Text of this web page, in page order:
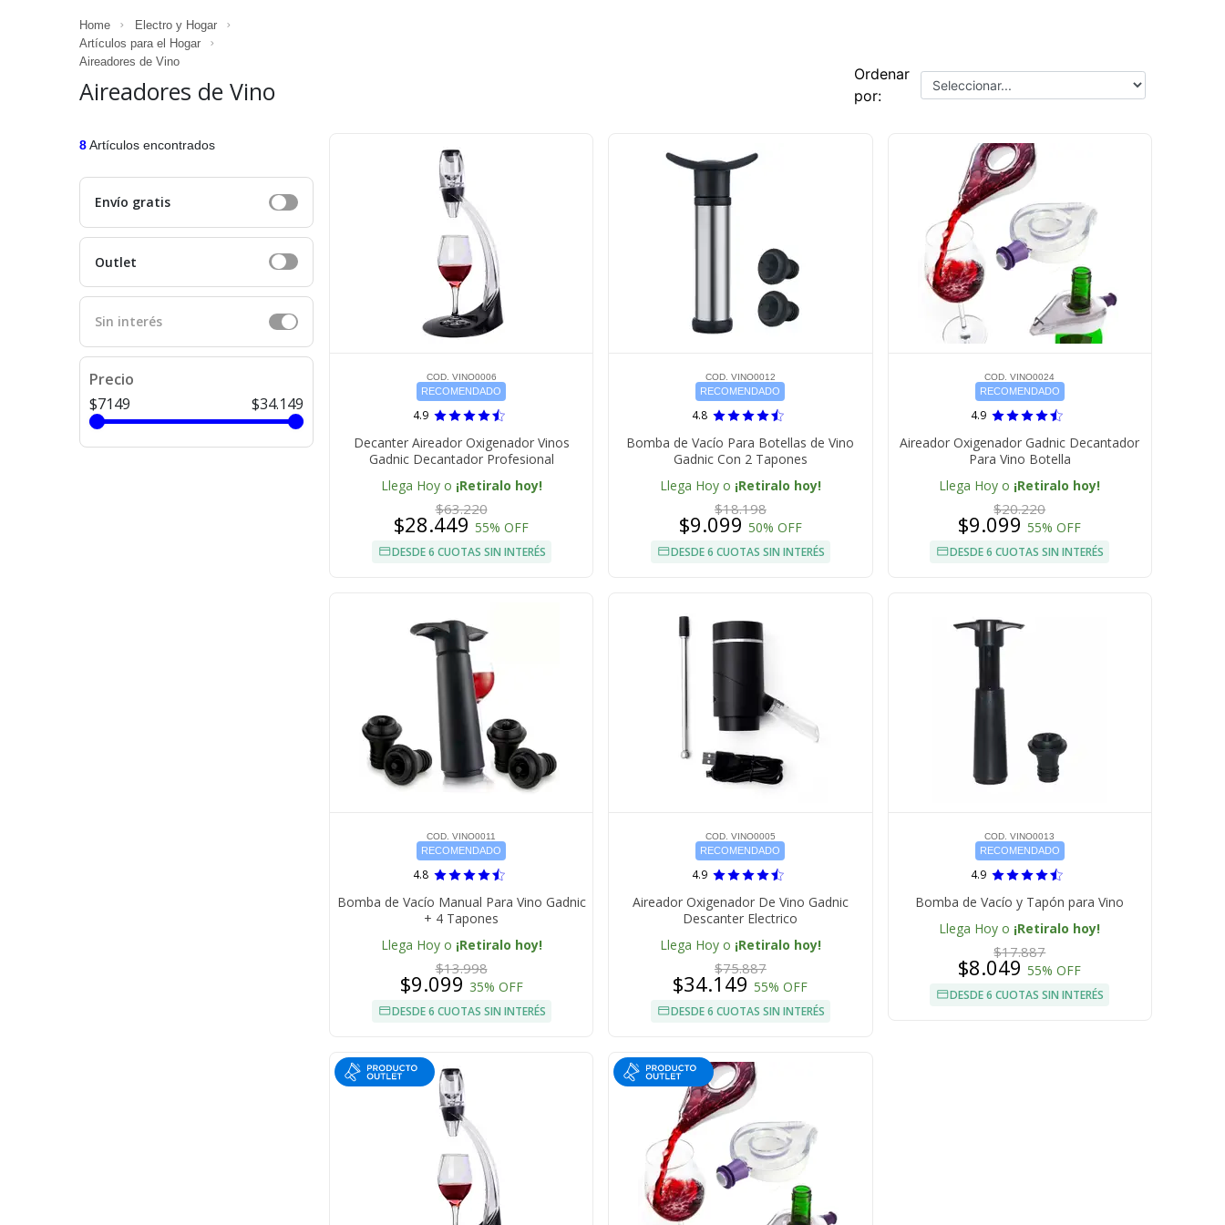
Home
Electro y Hogar
Artículos para el Hogar
Aireadores de Vino
Aireadores de Vino
8Artículos encontrados
Envío gratis
Outlet
Sin interés
Precio
$7149
$34.149
Ordenar
por:
COD. VINO0006
RECOMENDADO
4.9
Decanter Aireador Oxigenador Vinos
Gadnic Decantador Profesional
Llega Hoy o ¡Retiralo hoy!
$63.220
$28.449 55% OFF
DESDE 6 CUOTAS SIN INTERÉS
COD. VINO0012
RECOMENDADO
4.8
Bomba de Vacío Para Botellas de Vino
Gadnic Con 2 Tapones
Llega Hoy o ¡Retiralo hoy!
$18.198
$9.099 50% OFF
DESDE 6 CUOTAS SIN INTERÉS
COD. VINO0024
RECOMENDADO
4.9
Aireador Oxigenador Gadnic Decantador
Para Vino Botella
Llega Hoy o ¡Retiralo hoy!
$20.220
$9.09955% OFF
DESDE 6 CUOTAS SIN INTERÉS
COD. VINO0011
RECOMENDADO
4.8
Bomba de Vacío Manual Para Vino Gadnic
+ 4 Tapones
Llega Hoy o ¡Retiralo hoy!
$13.998
$9.099 35% OFF
DESDE 6 CUOTAS SIN INTERÉS
COD. VINO0005
RECOMENDADO
4.9
Aireador Oxigenador De Vino Gadnic
Descanter Electrico
Llega Hoy o ¡Retiralo hoy!
$75.887
$34.14955% OFF
DESDE 6 CUOTAS SIN INTERÉS
COD. VINO0013
RECOMENDADO
4.9
Bomba de Vacío y Tapón para Vino
Llega Hoy o ¡Retiralo hoy!
$17.887
$8.04955% OFF
DESDE 6 CUOTAS SIN INTERÉS